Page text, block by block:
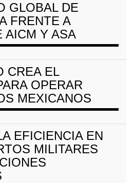
GLOBAL DE
FRENTE A
AICM Y ASA
CREA EL
OPERAR
MEXICANOS
EFICIENCIA EN
MILITARES